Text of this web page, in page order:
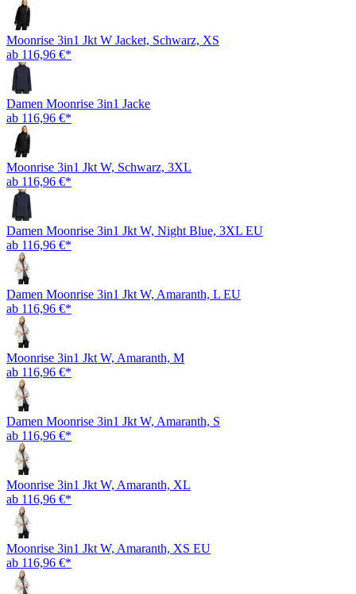
Moonrise 3in1 Jkt W Jacket, Schwarz, XS
ab 116,96 €*
Damen Moonrise 3in1 Jacke
ab 116,96 €*
Moonrise 3in1 Jkt W, Schwarz, 3XL
ab 116,96 €*
Damen Moonrise 3in1 Jkt W, Night Blue, 3XL EU
ab 116,96 €*
Damen Moonrise 3in1 Jkt W, Amaranth, L EU
ab 116,96 €*
Moonrise 3in1 Jkt W, Amaranth, M
ab 116,96 €*
Damen Moonrise 3in1 Jkt W, Amaranth, S
ab 116,96 €*
Moonrise 3in1 Jkt W, Amaranth, XL
ab 116,96 €*
Moonrise 3in1 Jkt W, Amaranth, XS EU
ab 116,96 €*